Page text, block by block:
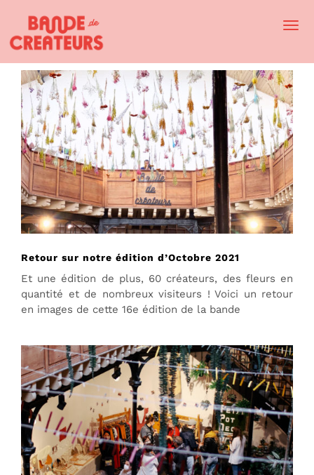
Retour sur notre édition d’Octobre 2021
Et une édition de plus, 60 créateurs, des fleurs en
quantité et de nombreux visiteurs ! Voici un retour
en images de cette 16e édition de la bande